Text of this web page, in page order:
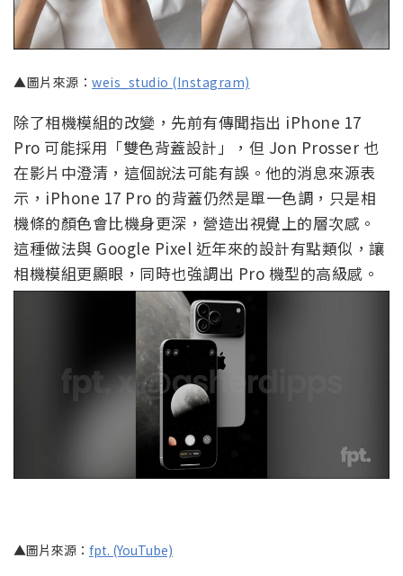
▲圖片來源： weis_studio (Instagram)
除了相機模組的改變，先前有傳聞指出 iPhone 17
Pro 可能採用「雙色背蓋設計」，但 Jon Prosser 也
在影片中澄清，這個說法可能有誤。他的消息來源表
示，iPhone 17 Pro 的背蓋仍然是單一色調，只是相
機條的顏色會比機身更深，營造出視覺上的層次感。
這種做法與 Google Pixel 近年來的設計有點類似，讓
相機模組更顯眼，同時也強調出 Pro 機型的高級感。
▲圖片來源： fpt. (YouTube)